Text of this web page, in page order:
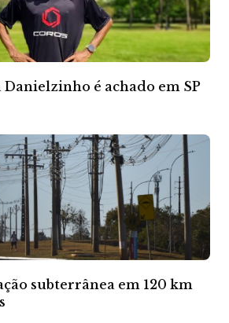
é achado em SP
subterrânea em 120 km